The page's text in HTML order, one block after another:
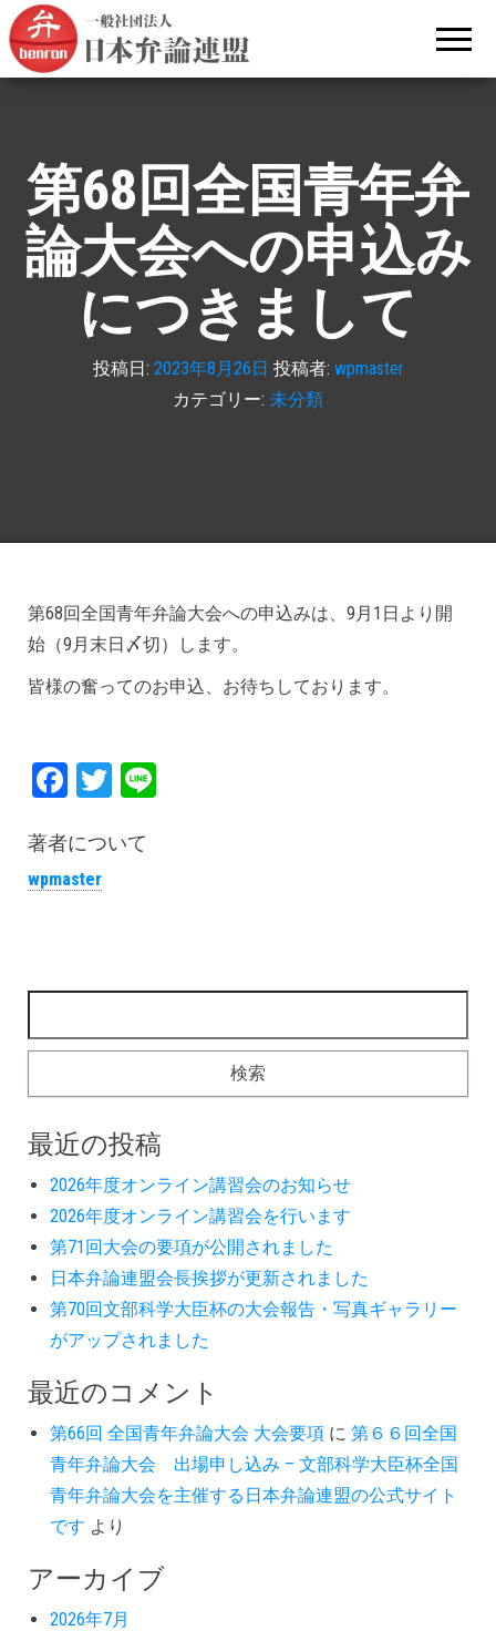
大臣
年弁
論大
会を
主催
する
日本
弁論
連盟
の公
第68回全国青年弁
論大会への申込み
につきまして
投稿日: 2023年8月26日 投稿者: wpmaster
カテゴリー: 未分類
第68回全国青年弁論大会への申込みは、9月1日より開
始（9月末日〆切）します。
皆様の奮ってのお申込、お待ちしております。
Fa
bo
ok
T
tt
著者について
wpmaster
最近の投稿
2026年度オンライン講習会のお知らせ
2026年度オンライン講習会を行います
第71回大会の要項が公開されました
日本弁論連盟会長挨拶が更新されました
第70回文部科学大臣杯の大会報告・写真ギャラリー
がアップされました
最近のコメント
第66回 全国青年弁論大会 大会要項 に 第６６回全国
青年弁論大会 出場申し込み – 文部科学大臣杯全国
青年弁論大会を主催する日本弁論連盟の公式サイト
です より
アーカイブ
2026年7月